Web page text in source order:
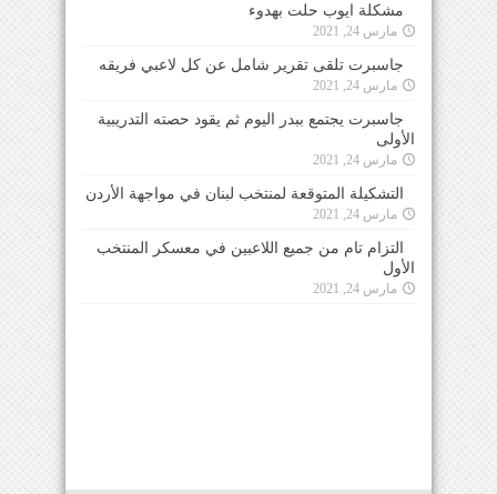
مشكلة ايوب حلت بهدوء
مارس 24, 2021
جاسبرت تلقى تقرير شامل عن كل لاعبي فريقه
مارس 24, 2021
جاسبرت يجتمع ببدر اليوم ثم يقود حصته التدريبية
الأولى
مارس 24, 2021
التشكيلة المتوقعة لمنتخب لبنان في مواجهة الأردن
مارس 24, 2021
التزام تام من جميع اللاعبين في معسكر المنتخب
الأول
مارس 24, 2021